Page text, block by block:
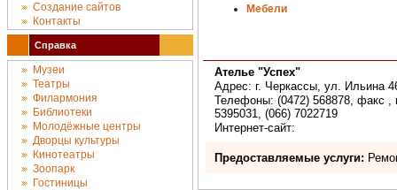
Создание сайтов
Контакты
Справка
Музеи
Театры
Филармония
Библиотеки
Молодёжные центры
Дворцы культуры
Кинотеатры
Зоопарк
Гостиницы
Мебели
Ателье "Успех"
Адрес: г. Черкассы, ул. Ильина
Телефоны: (0472) 568878, факс ,
5395031, (066) 7022719
Интернет-сайт:
Предоставляемые услуги: